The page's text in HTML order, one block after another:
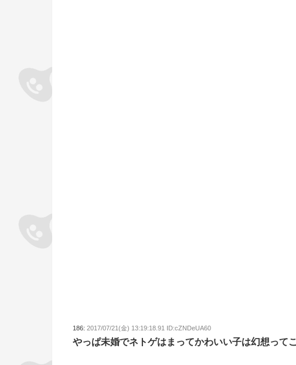
186: 2017/07/21(金) 13:19:18.91 ID:cZNDeUA60
やっぱ未婚でネトゲはまってかわいい子は幻想って